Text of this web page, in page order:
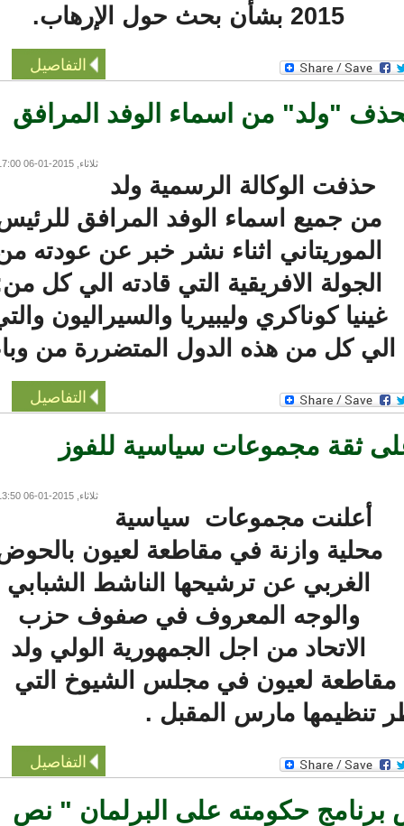
2015 بشأن بحث حول الإرهاب.
التفاصيل
"ولد" من اسماء الوفد المرافق
ثلاثاء, 2015-01-06 17:00
حذفت الوكالة الرسمية ولد
من جميع اسماء الوفد المرافق للرئيس
الموريتاني اثناء نشر خبر عن عودته من
الجولة الافريقية التي قادته الي كل من:
كوناكري وليبيريا والسيراليون والتي
كل من هذه الدول المتضررة من وباء
التفاصيل
ثقة مجموعات سياسية للفوز
ثلاثاء, 2015-01-06 13:50
أعلنت مجموعات سياسية
محلية وازنة في مقاطعة لعيون بالحوض
الغربي عن ترشيحها الناشط الشبابي
والوجه المعروف في صفوف حزب
الاتحاد من اجل الجمهورية الولي ولد
لعيون في مجلس الشيوخ التي
تنظيمها مارس المقبل .
التفاصيل
حكومته على البرلمان " نص